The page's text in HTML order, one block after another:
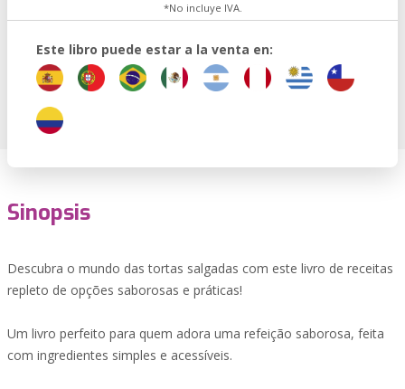
*No incluye IVA.
Este libro puede estar a la venta en:
Sinopsis
Descubra o mundo das tortas salgadas com este livro de receitas
repleto de opções saborosas e práticas!
Um livro perfeito para quem adora uma refeição saborosa, feita
com ingredientes simples e acessíveis.